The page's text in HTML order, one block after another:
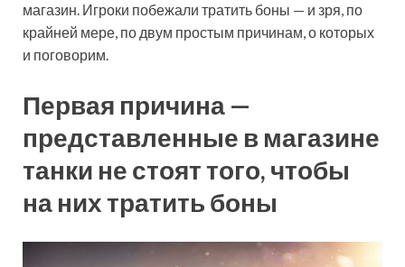
магазин. Игроки побежали тратить боны — и зря, по
крайней мере, по двум простым причинам, о которых
и поговорим.
Первая причина —
представленные в магазине
танки не стоят того, чтобы
на них тратить боны